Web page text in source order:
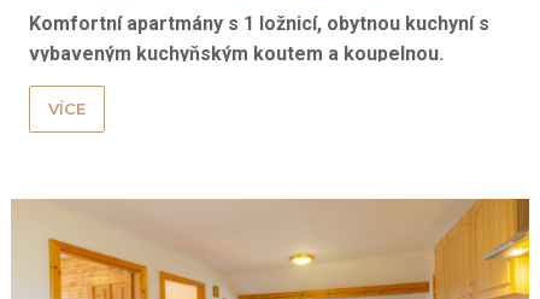
Komfortní apartmány s 1 ložnicí, obytnou kuchyní s
vybaveným kuchyňským koutem a koupelnou.
VÍCE